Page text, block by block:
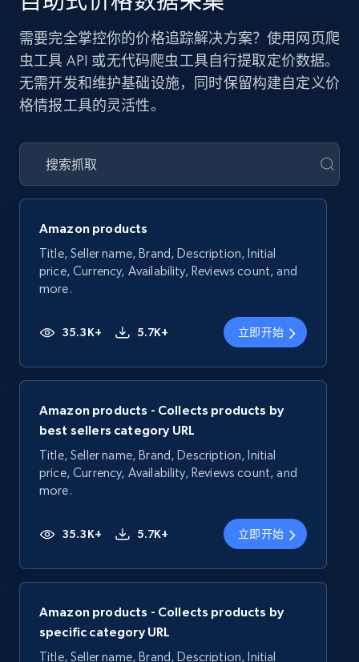
需要完全掌控你的价格追踪解决方案？使用网页爬
虫工具 API 或无代码爬虫工具自行提取定价数据。
无需开发和维护基础设施，同时保留构建自定义价
格情报工具的灵活性。
Amazon products
Title, Seller name, Brand, Description, Initial
price, Currency, Availability, Reviews count, and
more.
35.3K+ 5.7K+ 立即开始
Amazon products - Collects products by
best sellers category URL
Title, Seller name, Brand, Description, Initial
price, Currency, Availability, Reviews count, and
more.
35.3K+ 5.7K+ 立即开始
Amazon products - Collects products by
specific category URL
Title, Seller name, Brand, Description, Initial